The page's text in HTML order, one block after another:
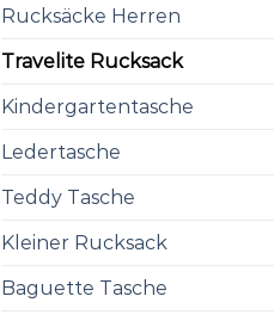
Rucksäcke Herren
Travelite Rucksack
Kindergartentasche
Ledertasche
Teddy Tasche
Kleiner Rucksack
Baguette Tasche